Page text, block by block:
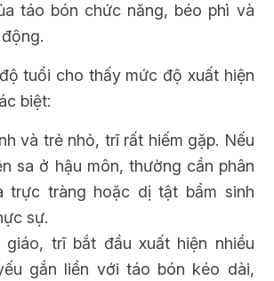
táo bón chức năng, béo phì và
tuổi cho thấy mức độ xuất hiện
biệt:
và trẻ nhỏ, trĩ rất hiếm gặp. Nếu
sa ở hậu môn, thường cần phân
trực tràng hoặc dị tật bẩm sinh
sự.
giáo, trĩ bắt đầu xuất hiện nhiều
gắn liền với táo bón kéo dài,